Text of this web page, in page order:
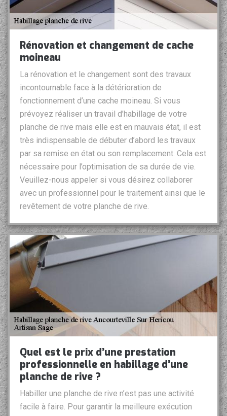
Rénovation et changement de cache
moineau
La rénovation et le changement sont des travaux
incontournable face à la détérioration de
fonctionnement d’une cache moineau. Si vous
prévoyez réaliser un travail d’habillage de votre
planche de rive mais elle est en mauvais état, il est
très indispensable de débuter d’abord les travaux
par sa remise en état ou son remplacement. Cela est
nécessaire pour l’optimisation de sa durée de vie.
Veuillez-nous appeler si vous désirez collaborer
avec un professionnel pour le traitement ainsi que le
revêtement de votre planche de rive.
Quel est le prix d’une prestation
professionnelle en habillage d’une
planche de rive ?
Habiller une planche de rive n’est pas une activité
facile à faire. Pour garantir la meilleure exécution